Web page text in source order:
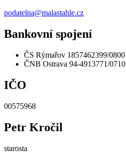
podatelna@malastahle.cz
Bankovní spojení
ČS Rýmařov 1857462399/0800
ČNB Ostrava 94-4913771/0710
IČO
00575968
Petr Kročil
starosta